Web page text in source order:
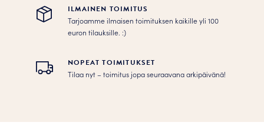
ILMAINEN TOIMITUS
Tarjoamme ilmaisen toimituksen kaikille yli 100
euron tilauksille. :­­)
NOPEAT TOIMITUKSET
Tilaa nyt – toimitus jopa seuraavana arkipäivänä!